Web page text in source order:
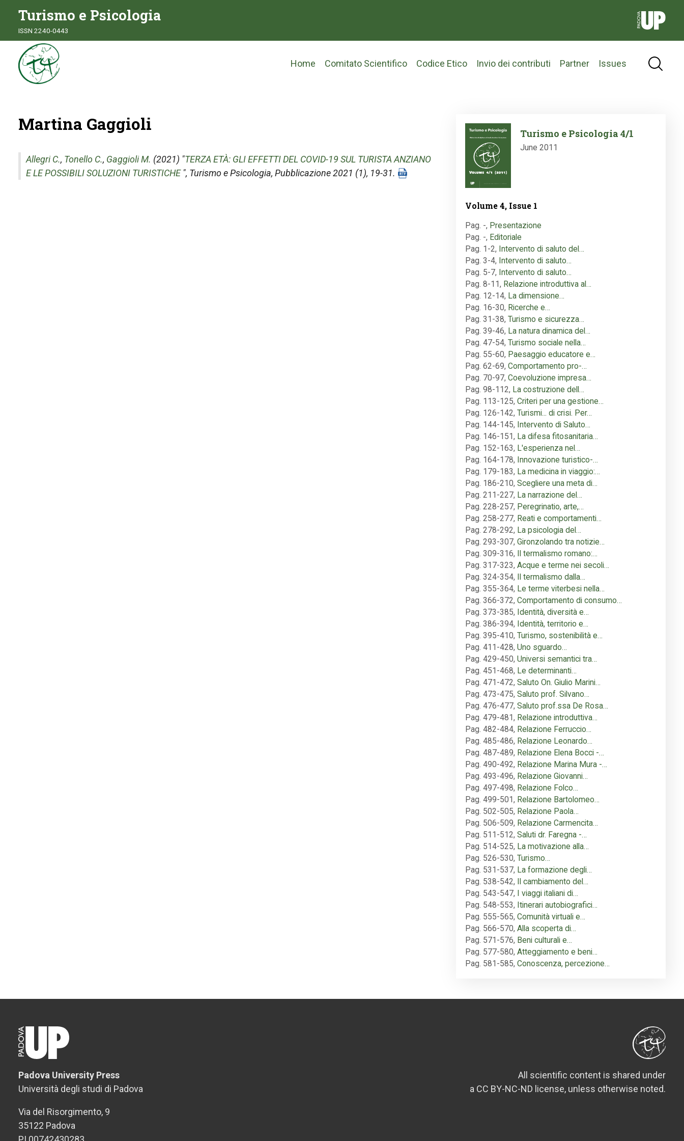
Turismo e Psicologia
ISSN 2240-0443
Main
Home Comitato Scientifico Codice Etico Invio dei contributi Partner Issues
Martina Gaggioli
Allegri C., Tonello C., Gaggioli M. (2021) "TERZA ETÀ: GLI EFFETTI DEL COVID-19 SUL TURISTA ANZIANO
E LE POSSIBILI SOLUZIONI TURISTICHE", Turismo e Psicologia, Pubblicazione 2021 (1), 19-31.
Image
Turismo e Psicologia 4/1
June 2011
Volume 4, Issue 1
Pag. -, Presentazione
Pag. -, Editoriale
Pag. 1-2, Intervento di saluto del…
Pag. 3-4, Intervento di saluto…
Pag. 5-7, Intervento di saluto…
Pag. 8-11, Relazione introduttiva al…
Pag. 12-14, La dimensione…
Pag. 16-30, Ricerche e…
Pag. 31-38, Turismo e sicurezza…
Pag. 39-46, La natura dinamica del…
Pag. 47-54, Turismo sociale nella…
Pag. 55-60, Paesaggio educatore e…
Pag. 62-69, Comportamento pro-…
Pag. 70-97, Coevoluzione impresa…
Pag. 98-112, La costruzione dell…
Pag. 113-125, Criteri per una gestione…
Pag. 126-142, Turismi... di crisi. Per…
Pag. 144-145, Intervento di Saluto…
Pag. 146-151, La difesa fitosanitaria…
Pag. 152-163, L'esperienza nel…
Pag. 164-178, Innovazione turistico-…
Pag. 179-183, La medicina in viaggio:…
Pag. 186-210, Scegliere una meta di…
Pag. 211-227, La narrazione del…
Pag. 228-257, Peregrinatio, arte,…
Pag. 258-277, Reati e comportamenti…
Pag. 278-292, La psicologia del…
Pag. 293-307, Gironzolando tra notizie…
Pag. 309-316,
Il termalismo romano:…
Pag. 317-323, Acque e terme nei secoli…
Pag. 324-354,
Il termalismo dalla…
Pag. 355-364, Le terme viterbesi nella…
Pag. 366-372, Comportamento di consumo…
Pag. 373-385, Identità, diversità e…
Pag. 386-394, Identità, territorio e…
Pag. 395-410, Turismo, sostenibilità e…
Pag. 411-428, Uno sguardo…
Pag. 429-450, Universi semantici tra…
Pag. 451-468, Le determinanti…
Pag. 471-472, Saluto On. Giulio Marini…
Pag. 473-475, Saluto prof. Silvano…
Pag. 476-477, Saluto prof.ssa De Rosa…
Pag. 479-481, Relazione introduttiva…
Pag. 482-484, Relazione Ferruccio…
Pag. 485-486, Relazione Leonardo…
Pag. 487-489, Relazione Elena Bocci -…
Pag. 490-492, Relazione Marina Mura -…
Pag. 493-496, Relazione Giovanni…
Pag. 497-498, Relazione Folco…
Pag. 499-501, Relazione Bartolomeo…
Pag. 502-505, Relazione Paola…
Pag. 506-509, Relazione Carmencita…
Pag. 511-512, Saluti dr. Faregna -…
Pag. 514-525, La motivazione alla…
Pag. 526-530, Turismo…
Pag. 531-537, La formazione degli…
Pag. 538-542,
Il cambiamento del…
Pag. 543-547,
I viaggi italiani di…
Pag. 548-553, Itinerari autobiografici…
Pag. 555-565, Comunità virtuali e…
Pag. 566-570, Alla scoperta di…
Pag. 571-576, Beni culturali e…
Pag. 577-580, Atteggiamento e beni…
Pag. 581-585, Conoscenza, percezione…
Padova University Press
Università degli studi di Padova
Via del Risorgimento, 9
35122 Padova
All scientific content is shared under
a CC BY-NC-ND license, unless otherwise noted.